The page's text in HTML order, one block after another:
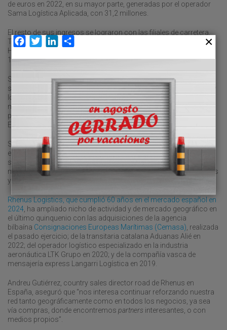
de euros en 2022, en su mayor parte, generadas por el operador
Sama Logística Aplicada, con 31,2 millones.
El resto de sus ingresos se lograron con las filiales de carretera,
Totalmedia Logística y Transportes, cuya marca comercial es
Home Logistics, y por Samatrans Iniciativas de Transporte, con
10,5 y 1,7 millones, respectivamente.
Sama Logística añadirá este negocio al grupo Rhenus, que está
situado en el ‘Top 25’ de los grupos empresariales de transporte y
logística en España, con una facturación por encima de 543
millones de euros en 2022, según recoge la última edición de la
publicación “¿Quién manda en el transporte y la logística en
España?”, de Transporte XXI.
Su matriz y principal filial, Rhenus Logistics, es la sexta transitaria
en la clasificación general por este tipo de actividad en España al
sumar unas ventas de 320,29 millones de euros. El negocio
marítimo aporta 178,46 millones, la carretera otros 13,44 millones
y la logística 11,15 millones.
Rhenus Logistics, que cumplió 60 años en el mercado español en
2024 , ha ampliado nicho de actividad y de mercado geográfico en
el último quinquenio con las adquisiciones de la agencia
bilbaína Consignaciones Europeas Marítimas (Cemasa) , realizada
el pasado ejercicio; de la transitaria catalana Aduanas Alié en
2022; del operador logístico especializado en la industria
aeronáutica LTK Grupo en 2020; y de la compañía vasca de
mensajería express Langarri Logística en 2019.
Andreu Gutiérrez, country sales director road de Rhenus en
España, aseguró que “nos interesa continuar reforzando nuestra
red tanto geográficamente como en todos los negocios, ya sea
vía compras, donde encontremos partners interesantes, o con
medios propios”.
Facebook
TwitterLinkedIn